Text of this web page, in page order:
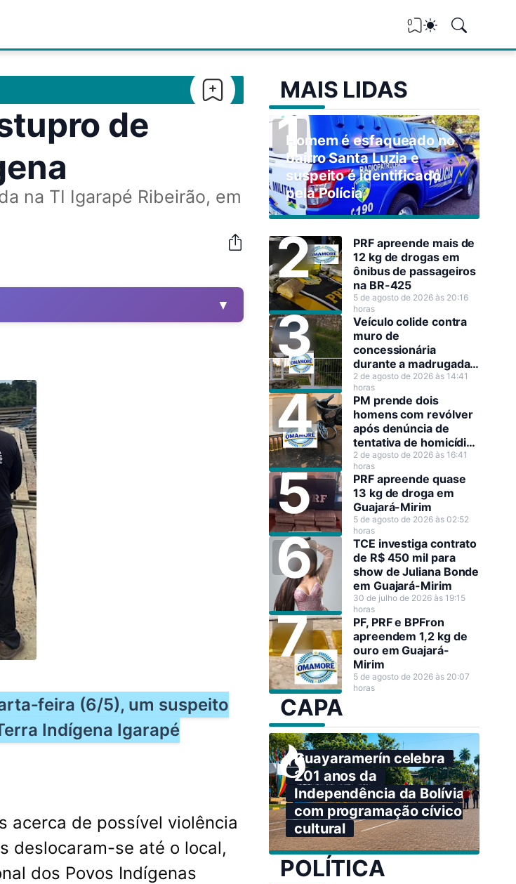
0
de
na TI Igarapé Ribeirão, em
▼
(6/5), um suspeito
Indígena Igarapé
acerca de possível violência
deslocaram-se até o local,
dos Povos Indígenas
MAIS LIDAS
Homem é esfaqueado no
bairro Santa Luzia e
suspeito é identificado
pela Polícia
PRF apreende mais de
12 kg de drogas em
ônibus de passageiros
na BR-425
5 de agosto de 2026 às 20:16
horas
Veículo colide contra
muro de
concessionária
durante a madrugada
em Guajará-Mirim
2 de agosto de 2026 às 14:41
horas
PM prende dois
homens com revólver
após denúncia de
tentativa de homicídio
em Guajará-Mirim
2 de agosto de 2026 às 16:41
horas
PRF apreende quase
13 kg de droga em
Guajará-Mirim
5 de agosto de 2026 às 02:52
horas
TCE investiga contrato
de R$ 450 mil para
show de Juliana Bonde
em Guajará-Mirim
30 de julho de 2026 às 19:15
horas
PF, PRF e BPFron
apreendem 1,2 kg de
ouro em Guajará-
Mirim
5 de agosto de 2026 às 20:07
horas
CAPA
Guayaramerín celebra
201 anos da
Independência da Bolívia
com programação cívico-
cultural
POLÍTICA